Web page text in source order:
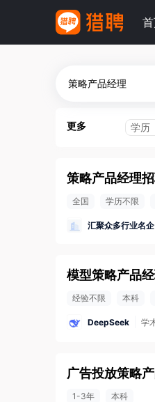
更多 学历
策略产品经理
全国 学历不限
汇聚众多行业名企
模型策略产品
经验不限 本科
DeepSeek 学
广告投放策略
1-3年 本科